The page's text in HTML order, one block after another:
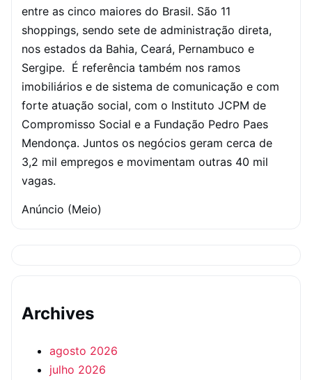
entre as cinco maiores do Brasil. São 11
shoppings, sendo sete de administração direta,
nos estados da Bahia, Ceará, Pernambuco e
Sergipe. É referência também nos ramos
imobiliários e de sistema de comunicação e com
forte atuação social, com o Instituto JCPM de
Compromisso Social e a Fundação Pedro Paes
Mendonça. Juntos os negócios geram cerca de
3,2 mil empregos e movimentam outras 40 mil
vagas.
Anúncio (Meio)
Archives
agosto 2026
julho 2026